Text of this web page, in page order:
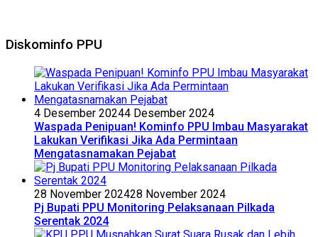
Diskominfo PPU
4 Desember 20244 Desember 2024
Waspada Penipuan! Kominfo PPU Imbau Masyarakat
Lakukan Verifikasi Jika Ada Permintaan
Mengatasnamakan Pejabat
28 November 202428 November 2024
Pj Bupati PPU Monitoring Pelaksanaan Pilkada
Serentak 2024